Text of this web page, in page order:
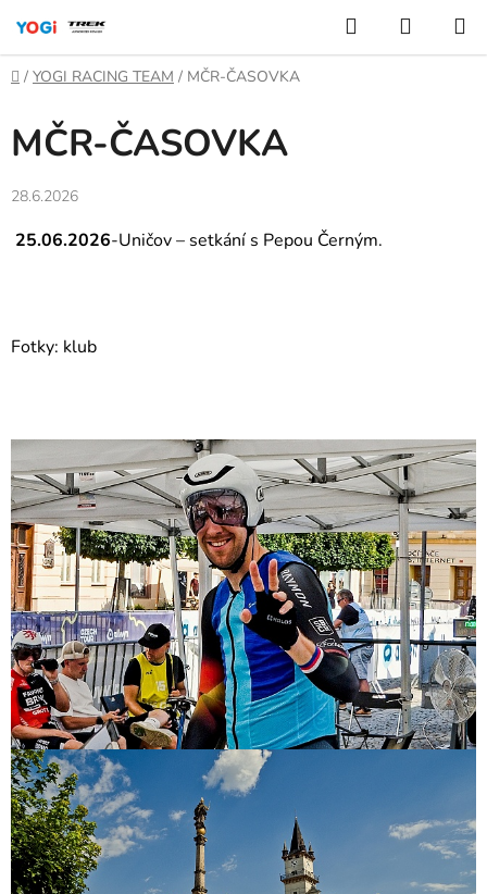
obsah
Hledat
KOŠÍK
Domů
/ YOGI RACING TEAM / MČR-ČASOVKA
MČR-ČASOVKA
28.6.2026
25.06.2026-Uničov – setkání s Pepou Černým.
Fotky: klub